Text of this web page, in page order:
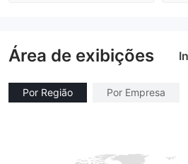
Área de exibições
Por Região Por Empresa